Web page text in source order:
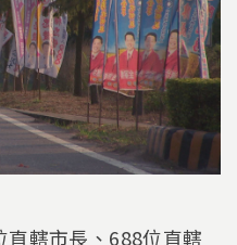
轄市長、688位直轄